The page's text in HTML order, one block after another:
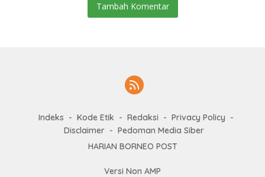
Tambah Komentar
Indeks Kode Etik Redaksi
Privacy Policy
Disclaimer
Pedoman Media Siber
HARIAN BORNEO POST
Versi Non AMP